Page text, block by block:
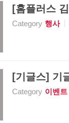
[홈플러스
Category 행사
[기글스] 기
Category 이벤트